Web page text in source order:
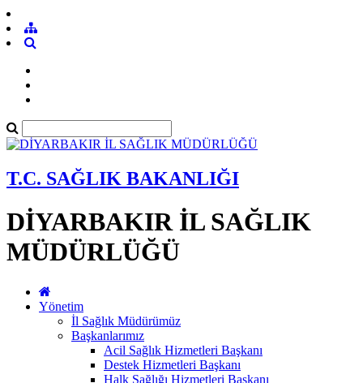
T.C. SAĞLIK BAKANLIĞI
DİYARBAKIR İL SAĞLIK
MÜDÜRLÜĞÜ
Yönetim
İl Sağlık Müdürümüz
Başkanlarımız
Acil Sağlık Hizmetleri Başkanı
Destek Hizmetleri Başkanı
Halk Sağlığı Hizmetleri Başkanı